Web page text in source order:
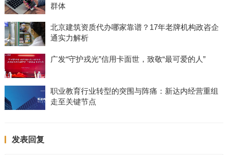
群体
北京建筑资质代办哪家靠谱？17年老牌机构政咨企
通实力解析
广发“守护戎光”信用卡面世，致敬“最可爱的人”
职业教育行业转型的突围与阵痛：新达内经营重组
走至关键节点
发表回复